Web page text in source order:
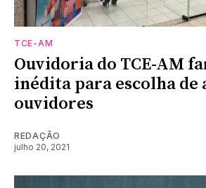
TCE-AM
Ouvidoria do TCE-AM
inédita para escolha de
ouvidores
REDAÇÃO
julho 20, 2021